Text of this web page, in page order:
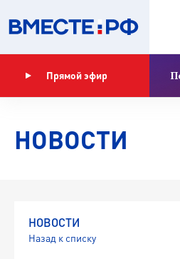
Прямой эфир
НОВОСТИ
НОВОСТИ
Назад к списку